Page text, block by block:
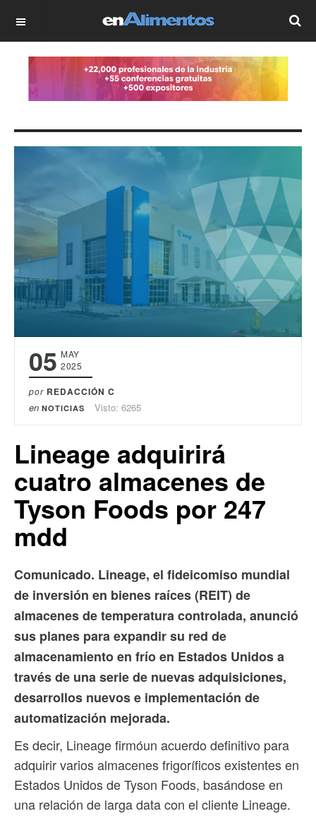
OFF CANVAS
05 MAY
2025
por REDACCIÓN C
en NOTICIAS Visto: 6265
Lineage adquirirá
cuatro almacenes de
Tyson Foods por 247
mdd
Comunicado. Lineage, el fideicomiso mundial
de inversión en bienes raíces (REIT) de
almacenes de temperatura controlada, anunció
sus planes para expandir su red de
almacenamiento en frío en Estados Unidos a
través de una serie de nuevas adquisiciones,
desarrollos nuevos e implementación de
automatización mejorada.
Es decir, Lineage firmóun acuerdo definitivo para
adquirir varios almacenes frigoríficos existentes en
Estados Unidos de Tyson Foods, basándose en
una relación de larga data con el cliente Lineage.